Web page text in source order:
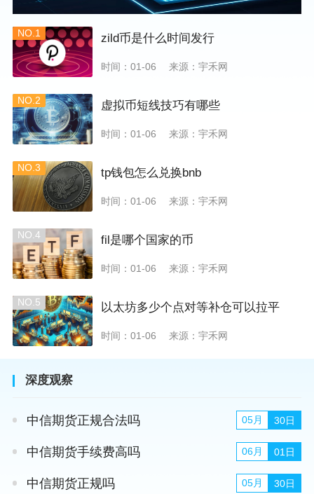
NO.1 zild币是什么时间发行
时间：01-06 来源：宇禾网
NO.2 虚拟币短线技巧有哪些
时间：01-06 来源：宇禾网
NO.3 tp钱包怎么兑换bnb
时间：01-06 来源：宇禾网
NO.4 fil是哪个国家的币
时间：01-06 来源：宇禾网
NO.5 以太坊多少个点对等补仓可以拉平
时间：01-06 来源：宇禾网
深度观察
中信期货正规合法吗 05月 30日
中信期货手续费高吗 06月 01日
中信期货正规吗 05月 30日